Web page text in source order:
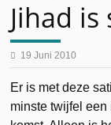
Jihad is
19 Juni 2010
Er is met deze
minste twijfel